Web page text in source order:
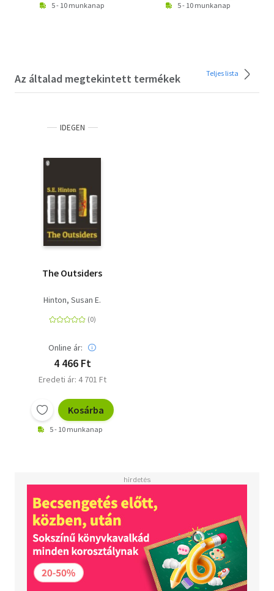
5 - 10 munkanap 5 - 10 munkanap
Az általad megtekintett termékek Teljes lista
IDEGEN
The Outsiders
Hinton, Susan E.
Online ár:
4 466 Ft
Eredeti ár: 4 701 Ft
Kosárba
5 - 10 munkanap